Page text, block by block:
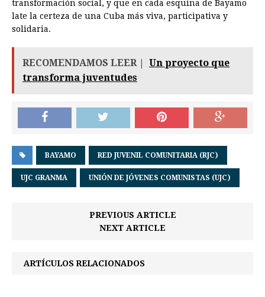
transformación social, y que en cada esquina de Bayamo
late la certeza de una Cuba más viva, participativa y
solidaria.
RECOMENDAMOS LEER |
Un proyecto que
transforma juventudes
BAYAMO RED JUVENIL COMUNITARIA (RJC)
UJC GRANMA UNIÓN DE JÓVENES COMUNISTAS (UJC)
PREVIOUS ARTICLE
NEXT ARTICLE
ARTÍCULOS RELACIONADOS